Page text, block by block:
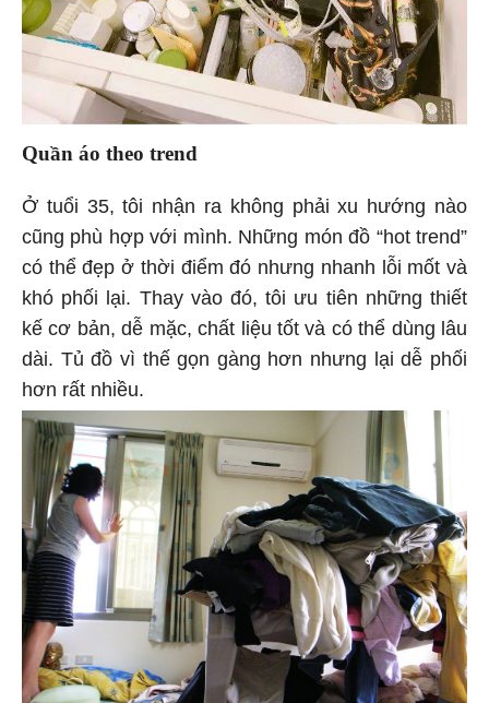
Quần áo theo trend
Ở tuổi 35, tôi nhận ra không phải xu hướng nào
cũng phù hợp với mình. Những món đồ “hot trend”
có thể đẹp ở thời điểm đó nhưng nhanh lỗi mốt và
khó phối lại. Thay vào đó, tôi ưu tiên những thiết
kế cơ bản, dễ mặc, chất liệu tốt và có thể dùng lâu
dài. Tủ đồ vì thế gọn gàng hơn nhưng lại dễ phối
hơn rất nhiều.